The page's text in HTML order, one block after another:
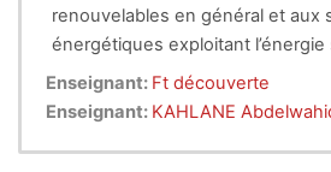
renouvelables en général et aux
énergétiques exploitant l’énergie
en particulier. Faire acquérir à
compétence dans le
Enseignant: Ft découverte
Enseignant: KAHLANE